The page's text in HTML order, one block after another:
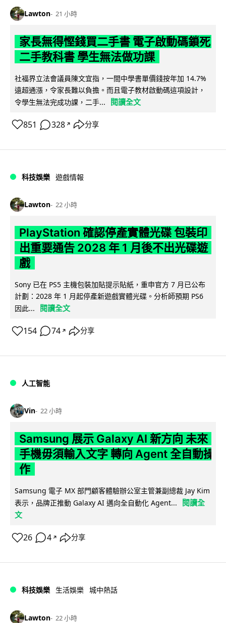
Lawton 21 小時
家長無得慳錢買二手書 電子啟動碼鎖死
二手教科書 學生無法做功課
社福界立法會議員陳文宜指，一間中學書單價錢按年加 14.7%
遠超通漲，令家長難以負擔。而且電子教材啟動碼這項設計，
令學生無法完成功課，二手...
閱讀全文
851 328 ↗ 分享
科技娛樂 遊戲情報
Lawton 22 小時
PlayStation 確認停產實體光碟 包裝印
出重要通告 2028 年 1 月後不出光碟遊
戲
Sony 已在 PS5 主機包裝加貼提示貼紙，重申官方 7 月已公布
計劃：2028 年 1 月起停產新遊戲實體光碟。分析師預期 PS6
因此...
閱讀全文
154 74 ↗ 分享
人工智能
Vin 22 小時
Samsung 展示 Galaxy AI 新方向 未來
手機毋須輸入文字 轉向 Agent 全自動操
作
Samsung 電子 MX 部門顧客體驗辦公室主管兼副總裁 Jay Kim
表示，品牌正推動 Galaxy AI 邁向全自動化 Agent...
閱讀全
文
26 4 ↗ 分享
科技娛樂 生活娛樂 城中熱話
Lawton 22 小時